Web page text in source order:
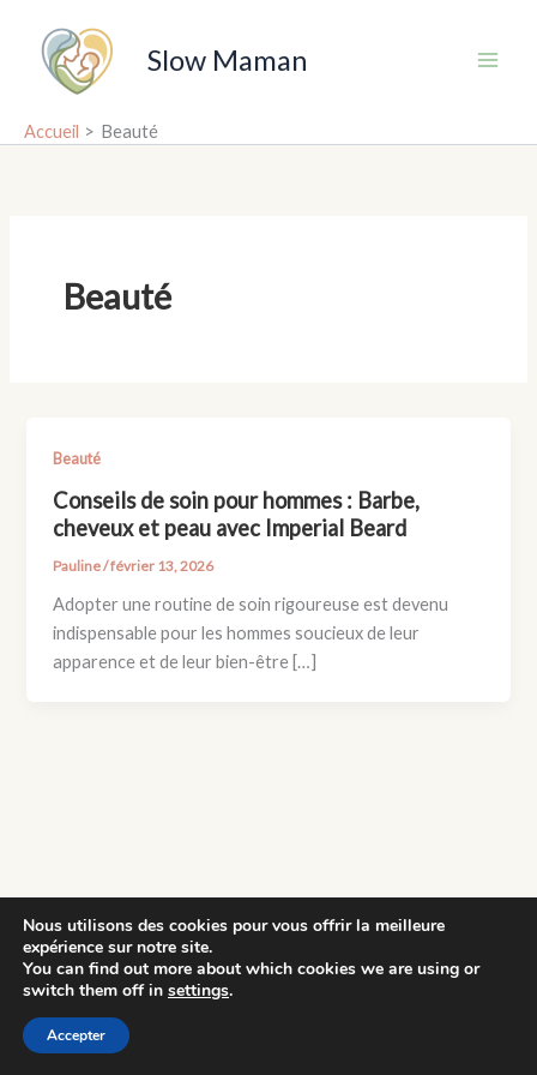
contenu
Slow Maman
Accueil Beauté
Beauté
Beauté
Conseils de soin pour hommes : Barbe,
cheveux et peau avec Imperial Beard
Pauline/février 13, 2026
Adopter une routine de soin rigoureuse est devenu
indispensable pour les hommes soucieux de leur
apparence et de leur bien-être […]
Copyright © 2026 Slow Maman | Propulsé par
Nous utilisons des cookies pour vous offrir la meilleure
expérience sur notre site.
You can find out more about which cookies we are using or
switch them off in settings.
Accepter